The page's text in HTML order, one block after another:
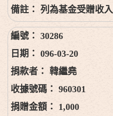
列為基金受贈收入
30286
096-03-20
韓繼堯
960301
1,000